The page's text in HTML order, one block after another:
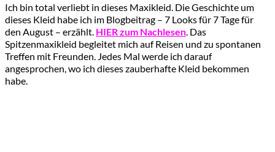
Ich bin total verliebt in dieses Maxikleid. Die Geschichte um
dieses Kleid habe ich im Blogbeitrag – 7 Looks für 7 Tage für
den August – erzählt. HIER zum Nachlesen . Das
Spitzenmaxikleid begleitet mich auf Reisen und zu spontanen
Treffen mit Freunden. Jedes Mal werde ich darauf
angesprochen, wo ich dieses zauberhafte Kleid bekommen
habe.